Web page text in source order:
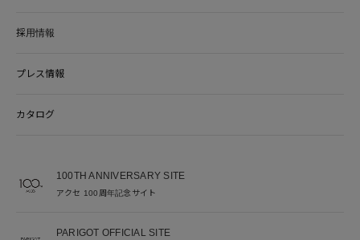
採用情報
プレス情報
カタログ
100TH ANNIVERSARY SITE
アクセ 100周年記念サイト
PARIGOT OFFICIAL SITE